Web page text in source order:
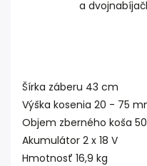
a
Šírka záberu 43 cm
Výška kosenia 20 - 75
Objem zberného koša
Akumulátor 2 x 18 V
Hmotnosť 16,9 kg